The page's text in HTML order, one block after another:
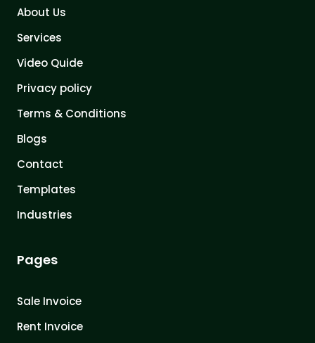
About Us
Services
Video Quide
Privacy policy
Terms & Conditions
Blogs
Contact
Templates
Industries
Pages
Sale Invoice
Rent Invoice